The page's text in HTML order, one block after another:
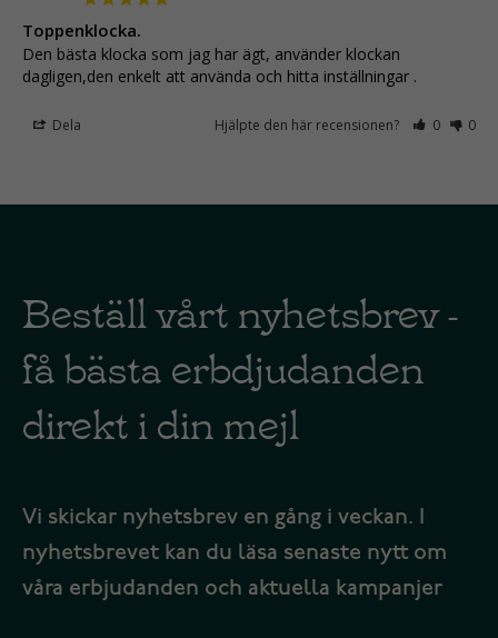
Toppenklocka.
Den bästa klocka som jag har ägt, använder klockan
dagligen,den enkelt att använda och hitta inställningar .
Dela Hjälpte den här recensionen? 0 0
Beställ vårt nyhetsbrev -
få bästa erbdjudanden
direkt i din mejl
Vi skickar nyhetsbrev en gång i veckan. I
nyhetsbrevet kan du läsa senaste nytt om
våra erbjudanden och aktuella kampanjer